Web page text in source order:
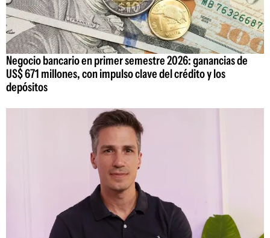
Negocio bancario en primer semestre 2026: ganancias de
US$ 671 millones, con impulso clave del crédito y los
depósitos